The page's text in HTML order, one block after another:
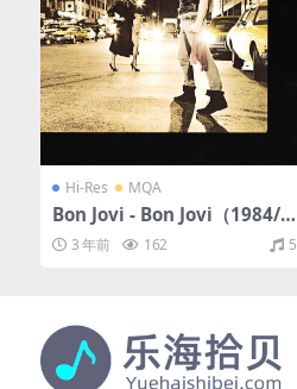
Hi-Res MQA
Bon Jovi - Bon Jovi（1984/F
LAC/分轨/524M）(MQA/24b
it/48kHz)
3 年前 162 5